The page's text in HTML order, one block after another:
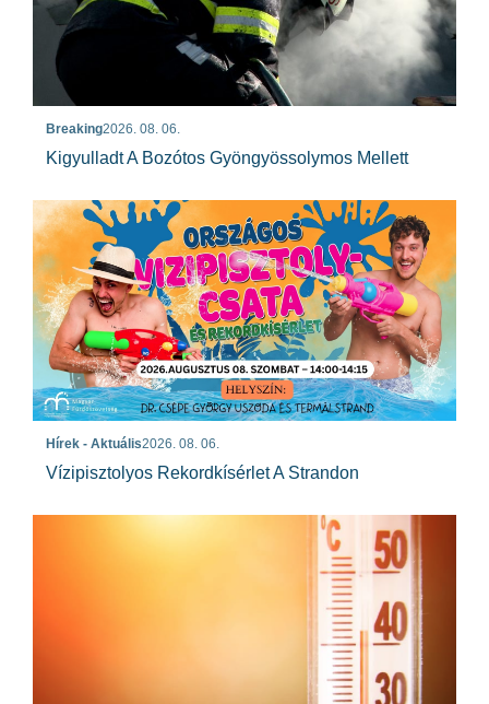
Breaking2026. 08. 06.
Kigyulladt A Bozótos Gyöngyössolymos Mellett
Hírek - Aktuális2026. 08. 06.
Vízipisztolyos Rekordkísérlet A Strandon